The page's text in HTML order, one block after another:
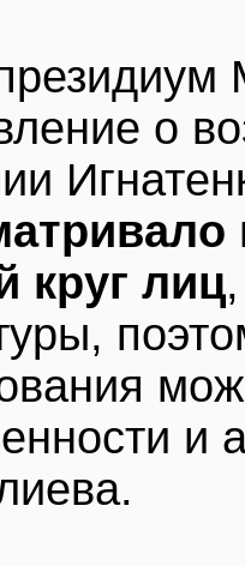
о
круг лиц
и